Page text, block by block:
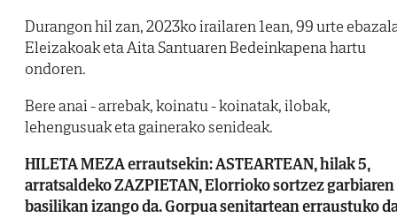
Durangon hil zan, 2023ko irailaren 1ean, 99 urte
Eleizakoak eta Aita Santuaren Bedeinkapena hartu
ondoren.
Bere anai - arrebak, koinatu - koinatak, ilobak,
lehengusuak eta gainerako senideak.
HILETA MEZA errautsekin: ASTEARTEAN, hilak 5,
arratsaldeko ZAZPIETAN, Elorrioko sortzez garbiaren
basilikan izango da. Gorpua senitartean erraustuko